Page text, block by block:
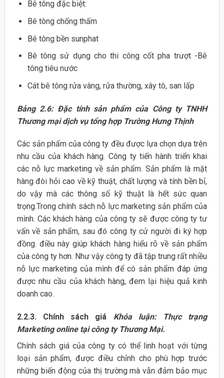
Bê tông đặc biệt:
Bê tông chống thấm
Bê tông bền sunphat
Bê tông sử dụng cho thi công cốt pha trượt -Bê
tông tiêu nước
Cát bê tông rửa vàng, rửa thường, xây tô, san lấp
Bảng 2.6: Đặc tính sản phẩm của Công ty TNHH
Thương mại dịch vụ tổng hợp Trường Hưng Thịnh
Các sản phẩm của công ty đều được lựa chọn dựa trên
nhu cầu của khách hàng. Công ty tiến hành triển khai
các nỗ lực marketing về sản phẩm. Sản phẩm là mặt
hàng đòi hỏi cao về kỹ thuật, chất lượng và tính bền bỉ,
do vậy mà các thông số kỹ thuật là hết sức quan
trọng.Trong chính sách nỗ lực marketing sản phẩm của
mình. Các khách hàng của công ty sẽ được công ty tư
vấn về sản phẩm, sau đó công ty cử người đi ký hợp
đồng. điều này giúp khách hàng hiểu rõ về sản phẩm
của công ty hơn. Như vậy công ty đã tập trung rất nhiều
nỗ lực marketing của mình để có sản phẩm đáp ứng
được nhu cầu của khách hàng, đem lại hiệu quả kinh
doanh cao.
2.2.3. Chính sách giá Khóa luận: Thực trạng
Marketing online tại công ty Thương Mại.
Chính sách giá của công ty có thể linh hoạt với từng
loại sản phẩm, được điều chỉnh cho phù hợp trước
những biến động của thị trường mà vẫn đảm bảo mục